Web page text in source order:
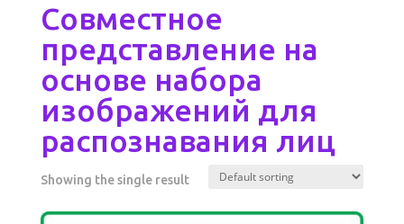
Совместное
представление на
основе набора
изображений для
распознавания лиц
Showing the single result